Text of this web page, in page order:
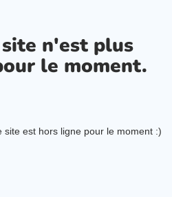
n'est plus
le moment.
site est hors ligne pour le moment :)